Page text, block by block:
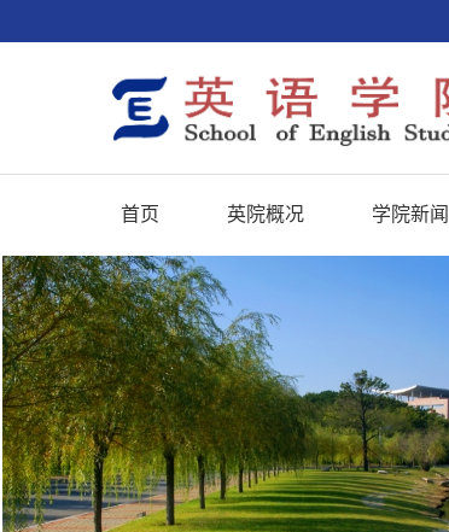
首页 英院概况 学院新闻